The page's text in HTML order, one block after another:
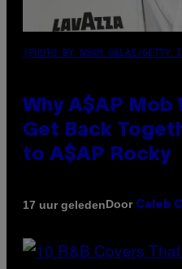
(PHOTO BY NOAM GALAI/GETTY
Why A$AP Mob
Get Back
to A$AP Rocky
17 uur geledenDoor Caleb